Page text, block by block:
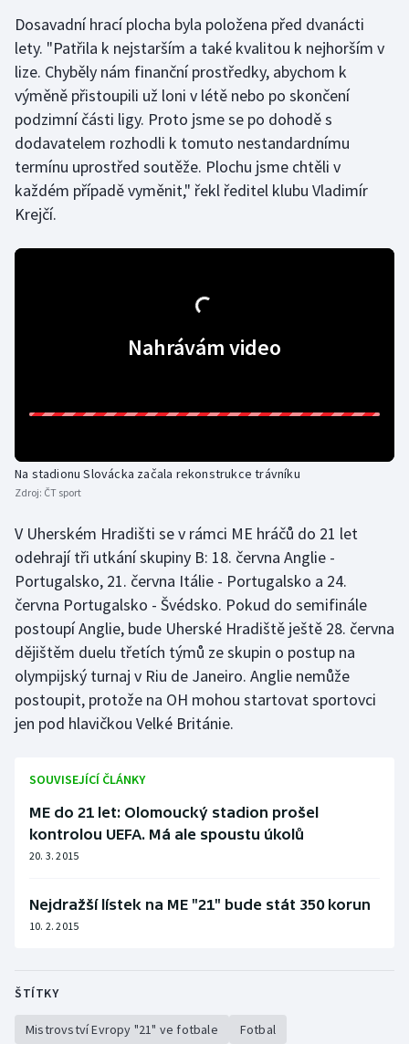
Házená
Jezdectví
Judo
Krasobruslení
Lezení
Lyže a snowboard
Plavání
Ragby
Rychlobruslení
Rychlostní kanoistika
Short track
Sportovní střelba
Stolní tenis
Triatlon
Vodní slalom
Ostatní
Dosavadní hrací plocha byla položena před dvanácti
lety. "Patřila k nejstarším a také kvalitou k nejhorším v
lize. Chyběly nám finanční prostředky, abychom k
výměně přistoupili už loni v létě nebo po skončení
podzimní části ligy. Proto jsme se po dohodě s
dodavatelem rozhodli k tomuto nestandardnímu
termínu uprostřed soutěže. Plochu jsme chtěli v
každém případě vyměnit," řekl ředitel klubu Vladimír
Krejčí.
Nahrávám video
Na stadionu Slovácka začala rekonstrukce trávníku
Zdroj: ČT sport
V Uherském Hradišti se v rámci ME hráčů do 21 let
odehrají tři utkání skupiny B: 18. června Anglie -
Portugalsko, 21. června Itálie - Portugalsko a 24.
června Portugalsko - Švédsko. Pokud do semifinále
postoupí Anglie, bude Uherské Hradiště ještě 28. června
dějištěm duelu třetích týmů ze skupin o postup na
olympijský turnaj v Riu de Janeiro. Anglie nemůže
postoupit, protože na OH mohou startovat sportovci
jen pod hlavičkou Velké Británie.
SOUVISEJÍCÍ ČLÁNKY
ME do 21 let: Olomoucký stadion prošel
kontrolou UEFA. Má ale spoustu úkolů
20. 3. 2015
Nejdražší lístek na ME "21" bude stát 350 korun
10. 2. 2015
ŠTÍTKY
Mistrovství Evropy "21" ve fotbale Fotbal